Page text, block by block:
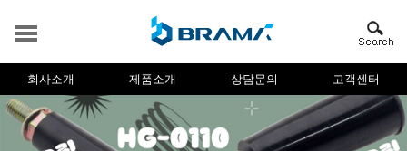
회사소개 제품소개 상담문의 고객센터